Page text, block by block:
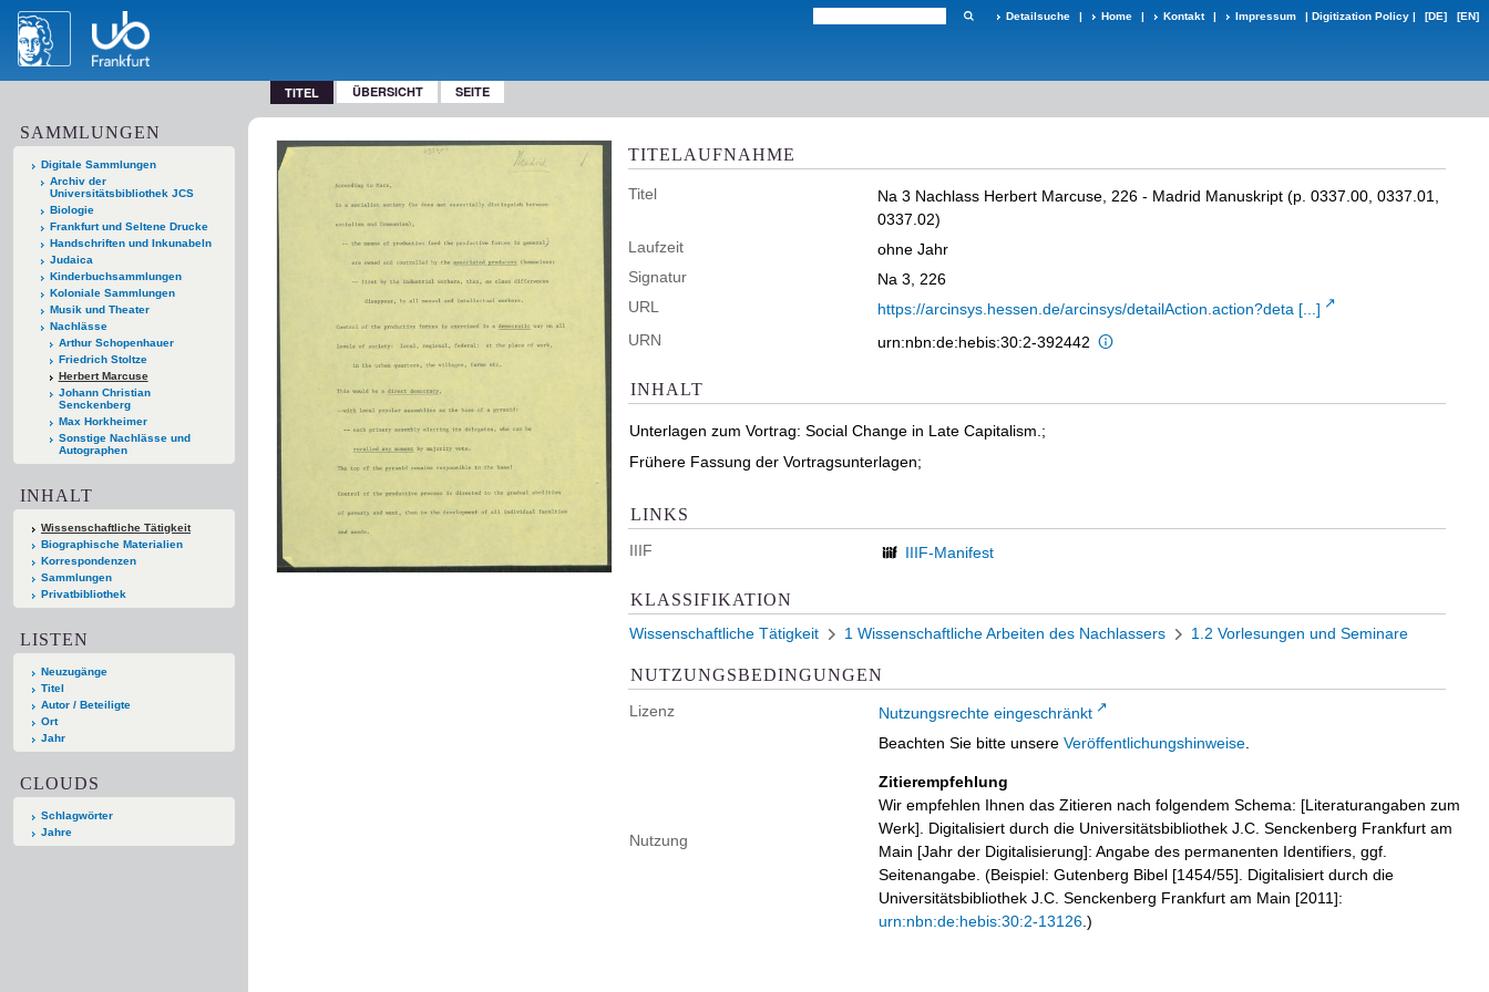
Detailsuche | Home | Kontakt | Impressum | Digitization Policy | [DE] [EN]
TITEL ÜBERSICHT SEITE
SAMMLUNGEN
Digitale Sammlungen
Archiv der
Universitätsbibliothek JCS
Biologie
Frankfurt und Seltene Drucke
Handschriften und Inkunabeln
Judaica
Kinderbuchsammlungen
Koloniale Sammlungen
Musik und Theater
Nachlässe
Arthur Schopenhauer
Friedrich Stoltze
Herbert Marcuse
Johann Christian
Senckenberg
Max Horkheimer
Sonstige Nachlässe und
Autographen
INHALT
Wissenschaftliche Tätigkeit
Biographische Materialien
Korrespondenzen
Sammlungen
Privatbibliothek
LISTEN
Neuzugänge
Titel
Autor / Beteiligte
Ort
Jahr
CLOUDS
Schlagwörter
Jahre
TITELAUFNAHME
Titel
Na 3 Nachlass Herbert Marcuse, 226 - Madrid Manuskript (p. 0337.00, 0337.01,
0337.02)
Laufzeit
ohne Jahr
Signatur
Na 3, 226
URL
https://arcinsys.hessen.de/arcinsys/detailAction.action?deta [...]
URN
urn:nbn:de:hebis:30:2-392442
INHALT
Unterlagen zum Vortrag: Social Change in Late Capitalism.;
Frühere Fassung der Vortragsunterlagen;
LINKS
IIIF IIIF-Manifest
KLASSIFIKATION
Wissenschaftliche Tätigkeit 1 Wissenschaftliche Arbeiten des Nachlassers 1.2 Vorlesungen und Seminare
NUTZUNGSBEDINGUNGEN
Lizenz Nutzungsrechte eingeschränkt
Nutzung
Beachten Sie bitte unsere Veröffentlichungshinweise
Zitierempfehlung
Wir empfehlen Ihnen das Zitieren nach folgendem Schema: [Literaturangaben zum
Werk]. Digitalisiert durch die Universitätsbibliothek J.C. Senckenberg Frankfurt am
Main [Jahr der Digitalisierung]: Angabe des permanenten Identifiers, ggf.
Seitenangabe. (Beispiel: Gutenberg Bibel [1454/55]. Digitalisiert durch die
Universitätsbibliothek J.C. Senckenberg Frankfurt am Main [2011]:
urn:nbn:de:hebis:30:2-13126 .)